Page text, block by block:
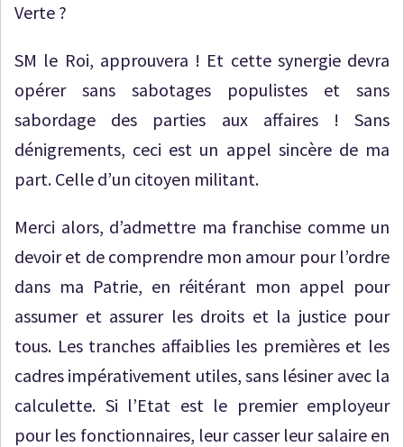
Verte ?
SM le Roi, approuvera ! Et cette synergie devra
opérer sans sabotages populistes et sans
sabordage des parties aux affaires ! Sans
dénigrements, ceci est un appel sincère de ma
part. Celle d’un citoyen militant.
Merci alors, d’admettre ma franchise comme un
devoir et de comprendre mon amour pour l’ordre
dans ma Patrie, en réitérant mon appel pour
assumer et assurer les droits et la justice pour
tous. Les tranches affaiblies les premières et les
cadres impérativement utiles, sans lésiner avec la
calculette. Si l’Etat est le premier employeur
pour les fonctionnaires, leur casser leur salaire en